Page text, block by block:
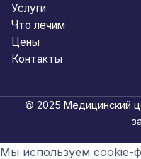
Услуги
Что лечим
Цены
Контакты
© 2025 Медицинский
Мы используем cookie-